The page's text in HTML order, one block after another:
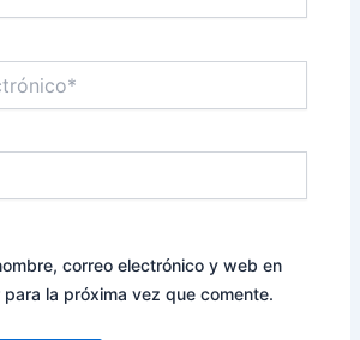
correo electrónico y web en
la próxima vez que comente.